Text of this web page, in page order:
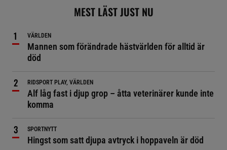
MEST LÄST JUST NU
VÄRLDEN
Mannen som förändrade hästvärlden för alltid är
död
RIDSPORT PLAY, VÄRLDEN
Alf låg fast i djup grop – åtta veterinärer kunde inte
komma
SPORTNYTT
Hingst som satt djupa avtryck i hoppaveln är död